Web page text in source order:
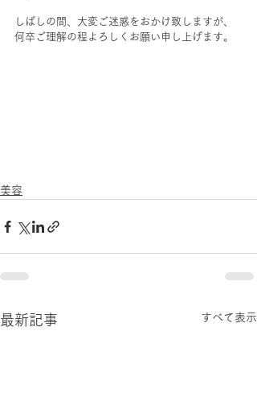
しばしの間、大変ご迷惑をおかけ致しますが、
何卒ご理解の程よろしくお願い申し上げます。
美容
最新記事 すべて表示